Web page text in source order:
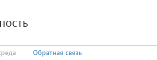
Обратная связь